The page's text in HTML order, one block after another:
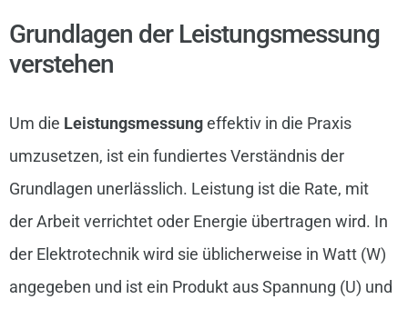
Grundlagen der Leistungsmessung
verstehen
Um die Leistungsmessungeffektiv in die Praxis
umzusetzen, ist ein fundiertes Verständnis der
Grundlagen unerlässlich. Leistung ist die Rate, mit
der Arbeit verrichtet oder Energie übertragen wird. In
der Elektrotechnik wird sie üblicherweise in Watt (W)
angegeben und ist ein Produkt aus Spannung (U) und